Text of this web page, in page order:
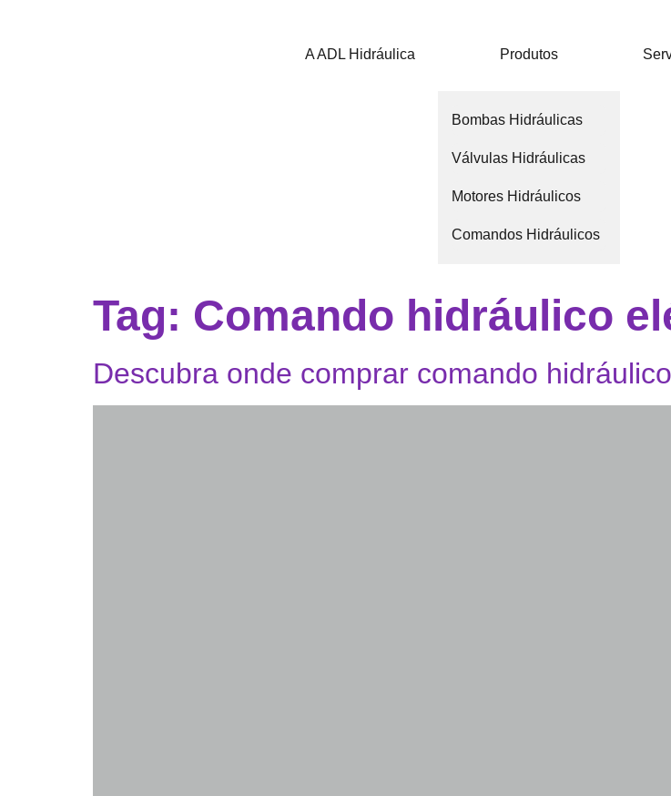
A ADL Hidráulica Produtos
Bombas Hidráulicas
Válvulas Hidráulicas
Motores Hidráulicos
Comandos Hidráulicos
Tag: Comando hidráulico
Descubra onde comprar comando